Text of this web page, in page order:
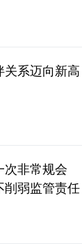
系迈向新高
次非常规会
削弱监管责任